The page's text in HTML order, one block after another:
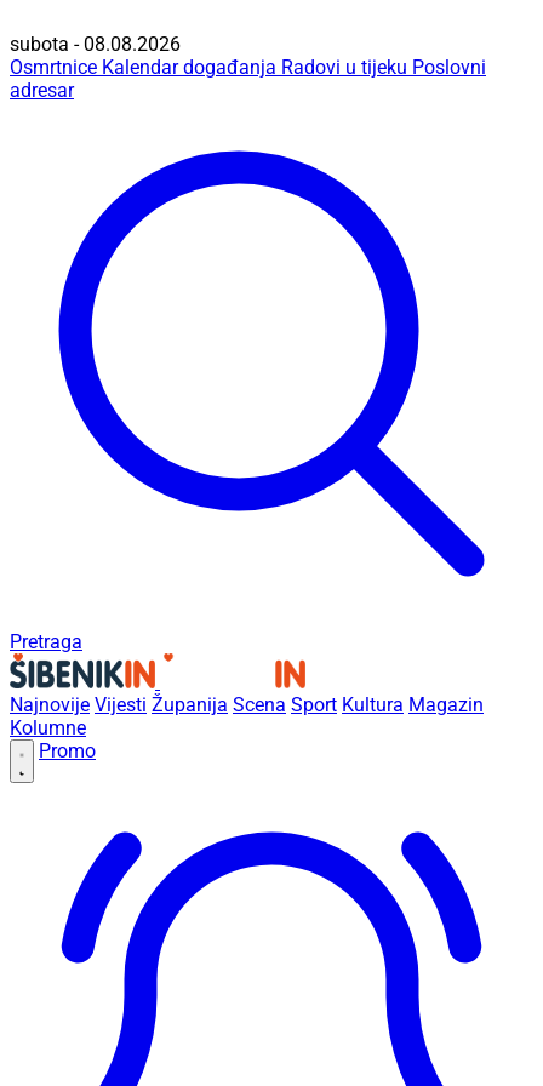
subota - 08.08.2026
Osmrtnice Kalendar događanja Radovi u tijeku Poslovni
adresar
Pretraga
Najnovije Vijesti Županija Scena Sport Kultura Magazin
Kolumne
Promo